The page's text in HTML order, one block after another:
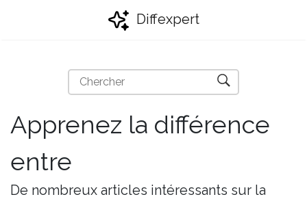
Diffexpert
Apprenez la différence
entre
De nombreux articles intéressants sur la